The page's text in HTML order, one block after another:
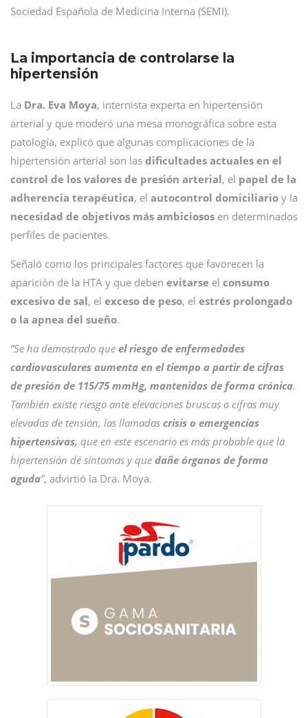
Sociedad Española de Medicina Interna (SEMI).
La importancia de controlarse la
hipertensión
La Dra. Eva Moya, internista experta en hipertensión
arterial y que moderó una mesa monográfica sobre esta
patología, explicó que algunas complicaciones de la
hipertensión arterial son las dificultades actuales en el
control de los valores de presión arterial, el papel de la
adherencia terapéutica, el autocontrol domiciliario y la
necesidad de objetivos más ambiciosos en determinados
perfiles de pacientes.
Señaló como los principales factores que favorecen la
aparición de la HTA y que deben evitarse el consumo
excesivo de sal, el exceso de peso, el estrés prolongado
o la apnea del sueño.
“Se ha demostrado que el riesgo de enfermedades
cardiovasculares aumenta en el tiempo a partir de cifras
de presión de 115/75 mmHg, mantenidas de forma crónica.
También existe riesgo ante elevaciones bruscas o cifras muy
elevadas de tensión, las llamadas crisis o emergencias
hipertensivas, que en este escenario es más probable que la
hipertensión dé síntomas y que dañe órganos de forma
aguda”, advirtió la Dra. Moya.